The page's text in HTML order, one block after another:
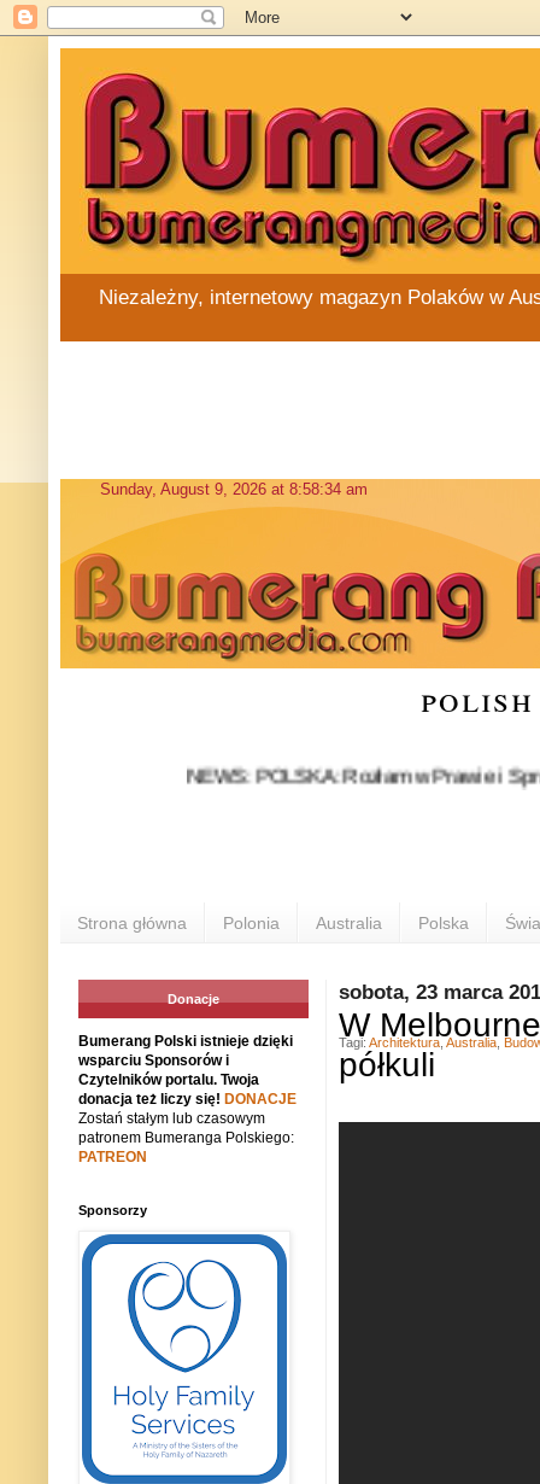
Niezależny, internetowy magazyn Polaków w
NEWS: POLSKA: Rozłam w Prawie i
Strona główna Polonia Australia Polska
sobota, 23 marca
W
półkuli
Tagi: Architektura Australia
Donacje
Bumerang Polski istnieje dzięki
wsparciu Sponsorów i
Czytelników portalu. Twoja
donacja też liczy się! DONACJE
Zostań stałym lub czasowym
patronem Bumeranga Polskiego:
PATREON
Sponsorzy